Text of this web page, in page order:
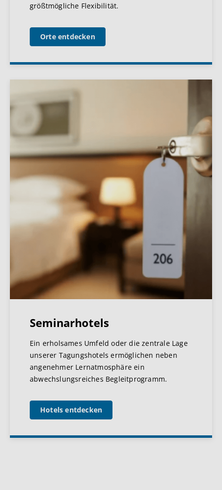
größtmögliche Flexibilität.
Orte entdecken
Seminarhotels
Ein erholsames Umfeld oder die zentrale Lage
unserer Tagungshotels ermöglichen neben
angenehmer Lernatmosphäre ein
abwechslungsreiches Begleitprogramm.
Hotels entdecken